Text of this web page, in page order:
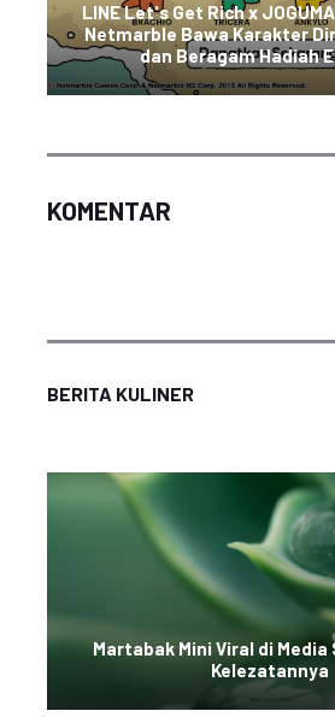
LINE Let's Get Rich x
Netmarble Bawa Karakter
dan Beragam Hadiah
KOMENTAR
BERITA KULINER
Martabak Mini Viral di Media
Kelezatannya